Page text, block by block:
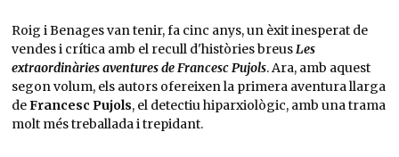
Roig i Benages van tenir, fa cinc anys, un èxit inesperat de
vendes i crítica amb el recull d'històries breusLes
extraordinàries aventures de Francesc Pujols. Ara, amb aquest
segon volum, els autors ofereixen la primera aventura llarga
deFrancesc Pujols, el detectiu hiparxiològic, amb una trama
molt més treballada i trepidant.